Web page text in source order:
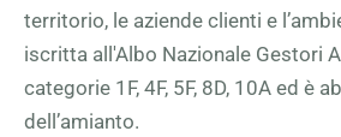
territorio, le aziende clienti e
iscritta all'Albo Nazionale Gestori
categorie 1F, 4F, 5F, 8D, 10A ed è
dell’amianto.